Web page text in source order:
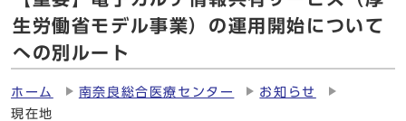
生労働省モデル事業）の運用開始について
への別ルート
ホーム 南奈良総合医療センター
お知らせ
現在地